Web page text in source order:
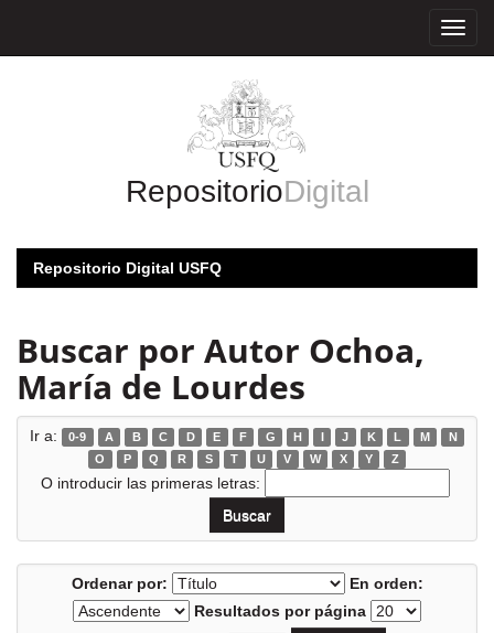
RepositorioDigital
Repositorio Digital USFQ
Buscar por Autor Ochoa,
María de Lourdes
Ir a: 0-9 A B C D E F G H I J K L M
N
O
P Q R S T U V W X Y Z
O introducir las primeras letras:
Ordenar por:
En orden:
Resultados por página